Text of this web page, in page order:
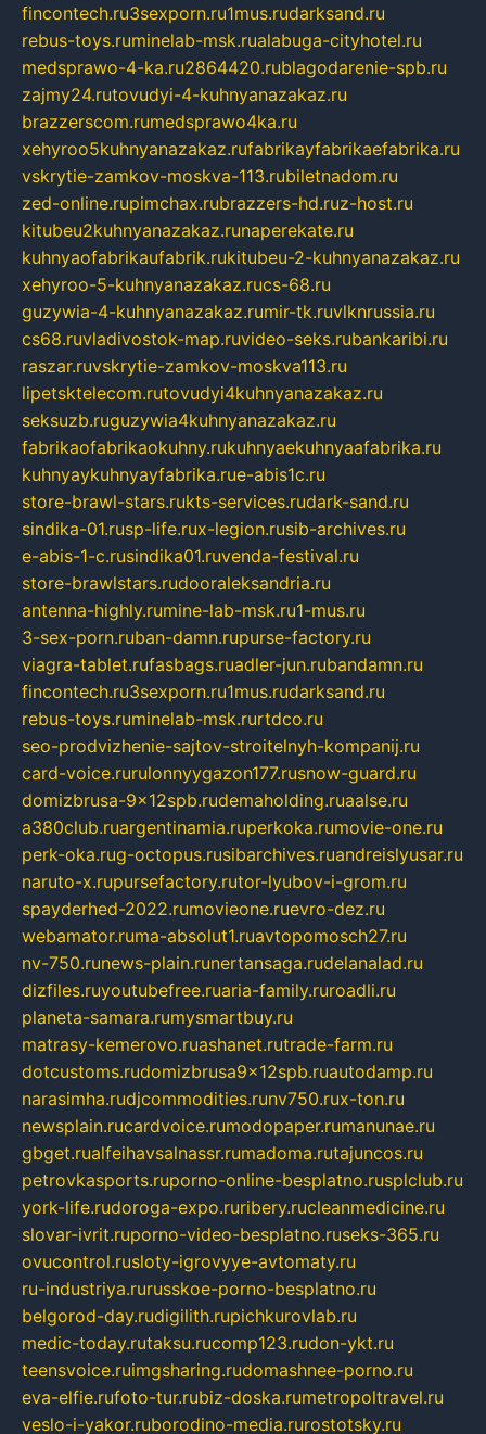
fincontech.ru3sexporn.ru1mus.rudarksand.ru
rebus-toys.ruminelab-msk.rualabuga-cityhotel.ru
medsprawo-4-ka.ru2864420.rublagodarenie-spb.ru
zajmy24.rutovudyi-4-kuhnyanazakaz.ru
brazzerscom.rumedsprawo4ka.ru
xehyroo5kuhnyanazakaz.rufabrikayfabrikaefabrika.ru
vskrytie-zamkov-moskva-113.rubiletnadom.ru
zed-online.rupimchax.rubrazzers-hd.ruz-host.ru
kitubeu2kuhnyanazakaz.runaperekate.ru
kuhnyaofabrikaufabrik.rukitubeu-2-kuhnyanazakaz.ru
xehyroo-5-kuhnyanazakaz.rucs-68.ru
guzywia-4-kuhnyanazakaz.rumir-tk.ruvlknrussia.ru
cs68.ruvladivostok-map.ruvideo-seks.rubankaribi.ru
raszar.ruvskrytie-zamkov-moskva113.ru
lipetsktelecom.rutovudyi4kuhnyanazakaz.ru
seksuzb.ruguzywia4kuhnyanazakaz.ru
fabrikaofabrikaokuhny.rukuhnyaekuhnyaafabrika.ru
kuhnyaykuhnyayfabrika.rue-abis1c.ru
store-brawl-stars.rukts-services.rudark-sand.ru
sindika-01.rusp-life.rux-legion.rusib-archives.ru
e-abis-1-c.rusindika01.ruvenda-festival.ru
store-brawlstars.rudooraleksandria.ru
antenna-highly.rumine-lab-msk.ru1-mus.ru
3-sex-porn.ruban-damn.rupurse-factory.ru
viagra-tablet.rufasbags.ruadler-jun.rubandamn.ru
fincontech.ru3sexporn.ru1mus.rudarksand.ru
rebus-toys.ruminelab-msk.rurtdco.ru
seo-prodvizhenie-sajtov-stroitelnyh-kompanij.ru
card-voice.rurulonnyygazon177.rusnow-guard.ru
domizbrusa-9x12spb.rudemaholding.ruaalse.ru
a380club.ruargentinamia.ruperkoka.rumovie-one.ru
perk-oka.rug-octopus.rusibarchives.ruandreislyusar.ru
naruto-x.rupursefactory.rutor-lyubov-i-grom.ru
spayderhed-2022.rumovieone.ruevro-dez.ru
webamator.ruma-absolut1.ruavtopomosch27.ru
nv-750.runews-plain.runertansaga.rudelanalad.ru
dizfiles.ruyoutubefree.ruaria-family.ruroadli.ru
planeta-samara.rumysmartbuy.ru
matrasy-kemerovo.ruashanet.rutrade-farm.ru
dotcustoms.rudomizbrusa9x12spb.ruautodamp.ru
narasimha.rudjcommodities.runv750.rux-ton.ru
newsplain.rucardvoice.rumodopaper.rumanunae.ru
gbget.rualfeihavsalnassr.rumadoma.rutajuncos.ru
petrovkasports.ruporno-online-besplatno.rusplclub.ru
york-life.rudoroga-expo.ruribery.rucleanmedicine.ru
slovar-ivrit.ruporno-video-besplatno.ruseks-365.ru
ovucontrol.rusloty-igrovyye-avtomaty.ru
ru-industriya.rurusskoe-porno-besplatno.ru
belgorod-day.rudigilith.rupichkurovlab.ru
medic-today.rutaksu.rucomp123.rudon-ykt.ru
teensvoice.ruimgsharing.rudomashnee-porno.ru
eva-elfie.rufoto-tur.rubiz-doska.rumetropoltravel.ru
veslo-i-yakor.ruborodino-media.rurostotsky.ru